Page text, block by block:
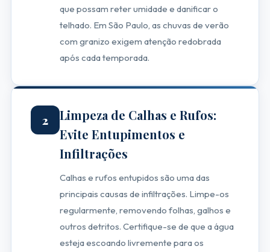
que possam reter umidade e danificar o
telhado. Em São Paulo, as chuvas de verão
com granizo exigem atenção redobrada
após cada temporada.
2
Limpeza de Calhas e Rufos:
Evite Entupimentos e
Infiltrações
Calhas e rufos entupidos são uma das
principais causas de infiltrações. Limpe-os
regularmente, removendo folhas, galhos e
outros detritos. Certifique-se de que a água
esteja escoando livremente para os